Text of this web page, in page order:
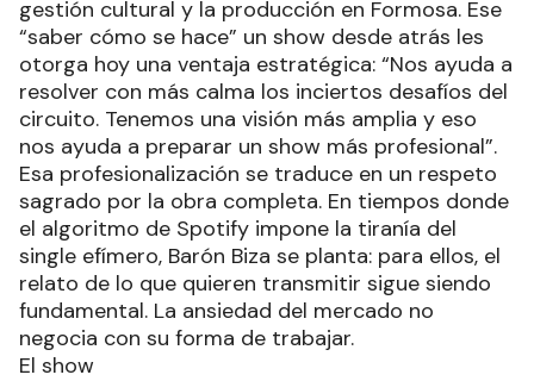
gestión cultural y la producción en Formosa. Ese
“saber cómo se hace” un show desde atrás les
otorga hoy una ventaja estratégica: “Nos ayuda a
resolver con más calma los inciertos desafíos del
circuito. Tenemos una visión más amplia y eso
nos ayuda a preparar un show más profesional”.
Esa profesionalización se traduce en un respeto
sagrado por la obra completa. En tiempos donde
el algoritmo de Spotify impone la tiranía del
single efímero, Barón Biza se planta: para ellos, el
relato de lo que quieren transmitir sigue siendo
fundamental. La ansiedad del mercado no
negocia con su forma de trabajar.
El show